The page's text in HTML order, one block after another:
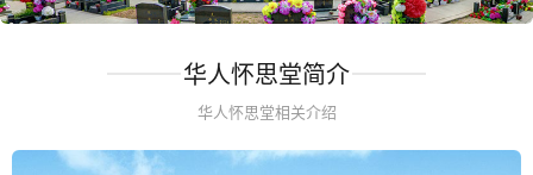
华人怀思堂简介
华人怀思堂相关介绍